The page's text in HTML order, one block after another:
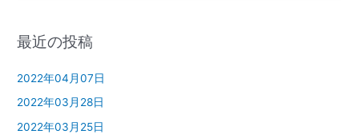
最近の投稿
2022年04月07日
2022年03月28日
2022年03月25日